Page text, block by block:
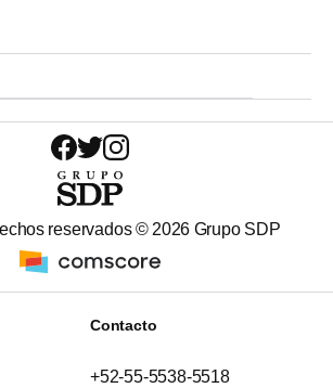
reservados © 2026 Grupo SDP
Contacto
+52-55-5538-5518